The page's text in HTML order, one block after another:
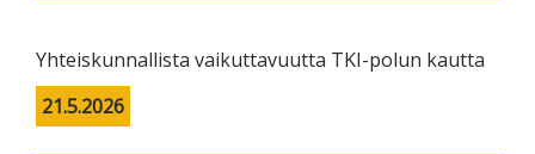
Yhteiskunnallista vaikuttavuutta TKI-polun kautta
21.5.2026